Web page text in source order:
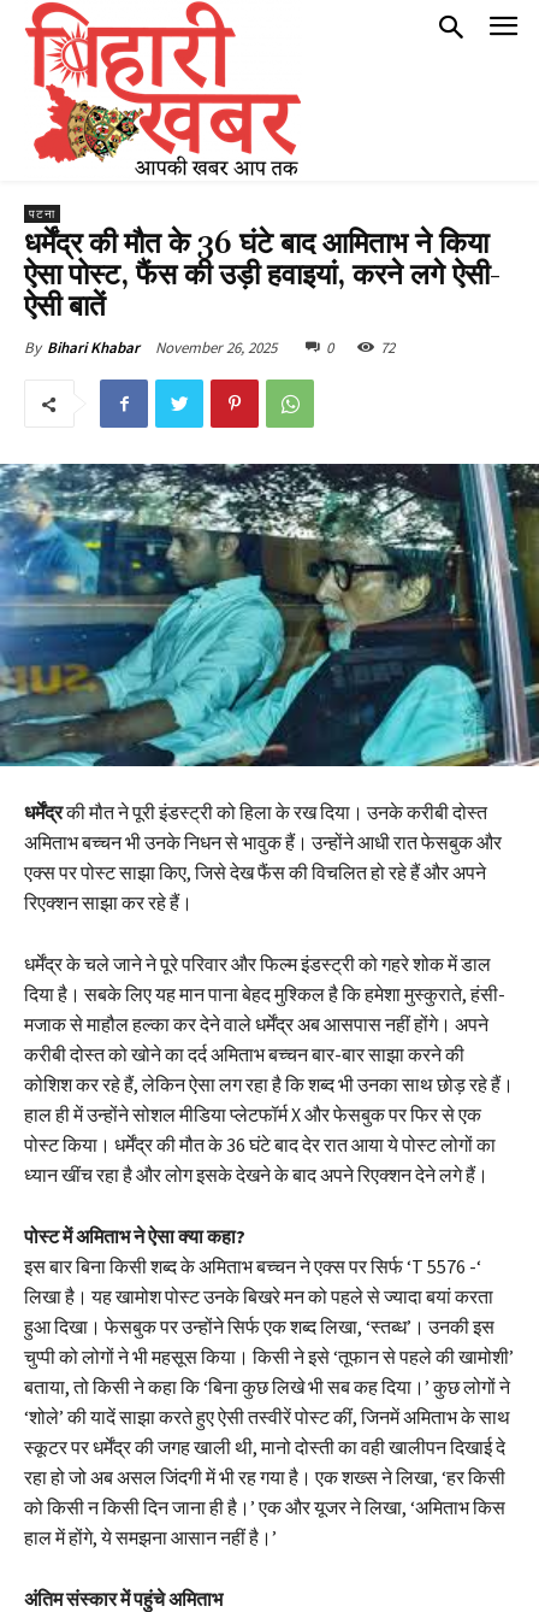
पटना
धर्मेंद्र की मौत के 36 घंटे बाद आमिताभ ने किया
ऐसा पोस्ट, फैंस की उड़ी हवाइयां, करने लगे ऐसी-
ऐसी बातें
By Bihari Khabar November 26, 2025 0 72
धर्मेंद्रकी मौत ने पूरी इंडस्ट्री को हिला के रख दिया। उनके करीबी दोस्त
अमिताभ बच्चन भी उनके निधन से भावुक हैं। उन्होंने आधी रात फेसबुक और
एक्स पर पोस्ट साझा किए, जिसे देख फैंस की विचलित हो रहे हैं और अपने
रिएक्शन साझा कर रहे हैं।
धर्मेंद्र के चले जाने ने पूरे परिवार और फिल्म इंडस्ट्री को गहरे शोक में डाल
दिया है। सबके लिए यह मान पाना बेहद मुश्किल है कि हमेशा मुस्कुराते, हंसी-
मजाक से माहौल हल्का कर देने वाले धर्मेंद्र अब आसपास नहीं होंगे। अपने
करीबी दोस्त को खोने का दर्द अमिताभ बच्चन बार-बार साझा करने की
कोशिश कर रहे हैं, लेकिन ऐसा लग रहा है कि शब्द भी उनका साथ छोड़ रहे हैं।
हाल ही में उन्होंने सोशल मीडिया प्लेटफॉर्म X और फेसबुक पर फिर से एक
पोस्ट किया। धर्मेंद्र की मौत के 36 घंटे बाद देर रात आया ये पोस्ट लोगों का
ध्यान खींच रहा है और लोग इसके देखने के बाद अपने रिएक्शन देने लगे हैं।
पोस्ट में अमिताभ ने ऐसा क्या कहा?
इस बार बिना किसी शब्द के अमिताभ बच्चन ने एक्स पर सिर्फ ‘T 5576 -‘
लिखा है। यह खामोश पोस्ट उनके बिखरे मन को पहले से ज्यादा बयां करता
हुआ दिखा। फेसबुक पर उन्होंने सिर्फ एक शब्द लिखा, ‘स्तब्ध’। उनकी इस
चुप्पी को लोगों ने भी महसूस किया। किसी ने इसे ‘तूफान से पहले की खामोशी’
बताया, तो किसी ने कहा कि ‘बिना कुछ लिखे भी सब कह दिया।’ कुछ लोगों ने
‘शोले’ की यादें साझा करते हुए ऐसी तस्वीरें पोस्ट कीं, जिनमें अमिताभ के साथ
स्कूटर पर धर्मेंद्र की जगह खाली थी, मानो दोस्ती का वही खालीपन दिखाई दे
रहा हो जो अब असल जिंदगी में भी रह गया है। एक शख्स ने लिखा, ‘हर किसी
को किसी न किसी दिन जाना ही है।’ एक और यूजर ने लिखा, ‘अमिताभ किस
हाल में होंगे, ये समझना आसान नहीं है।’
अंतिम संस्कार में पहुंचे अमिताभ